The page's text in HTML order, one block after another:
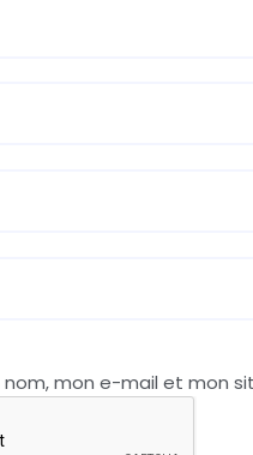
nom, mon e-mail et mon